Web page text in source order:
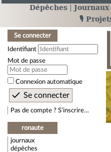
Dépêches Journaux
🎙️
Se connecter
Identifiant
Mot de passe
Connexion automatique
Pas de compte ? S’inscrire…
ronaute
journaux
dépêches